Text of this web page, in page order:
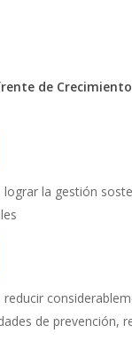
de
lograr la gestión
reducir
de prevención,